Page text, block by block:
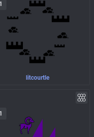
litcourtle
1
1